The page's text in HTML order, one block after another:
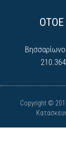
ΟΤΟΕ
Copyright ©